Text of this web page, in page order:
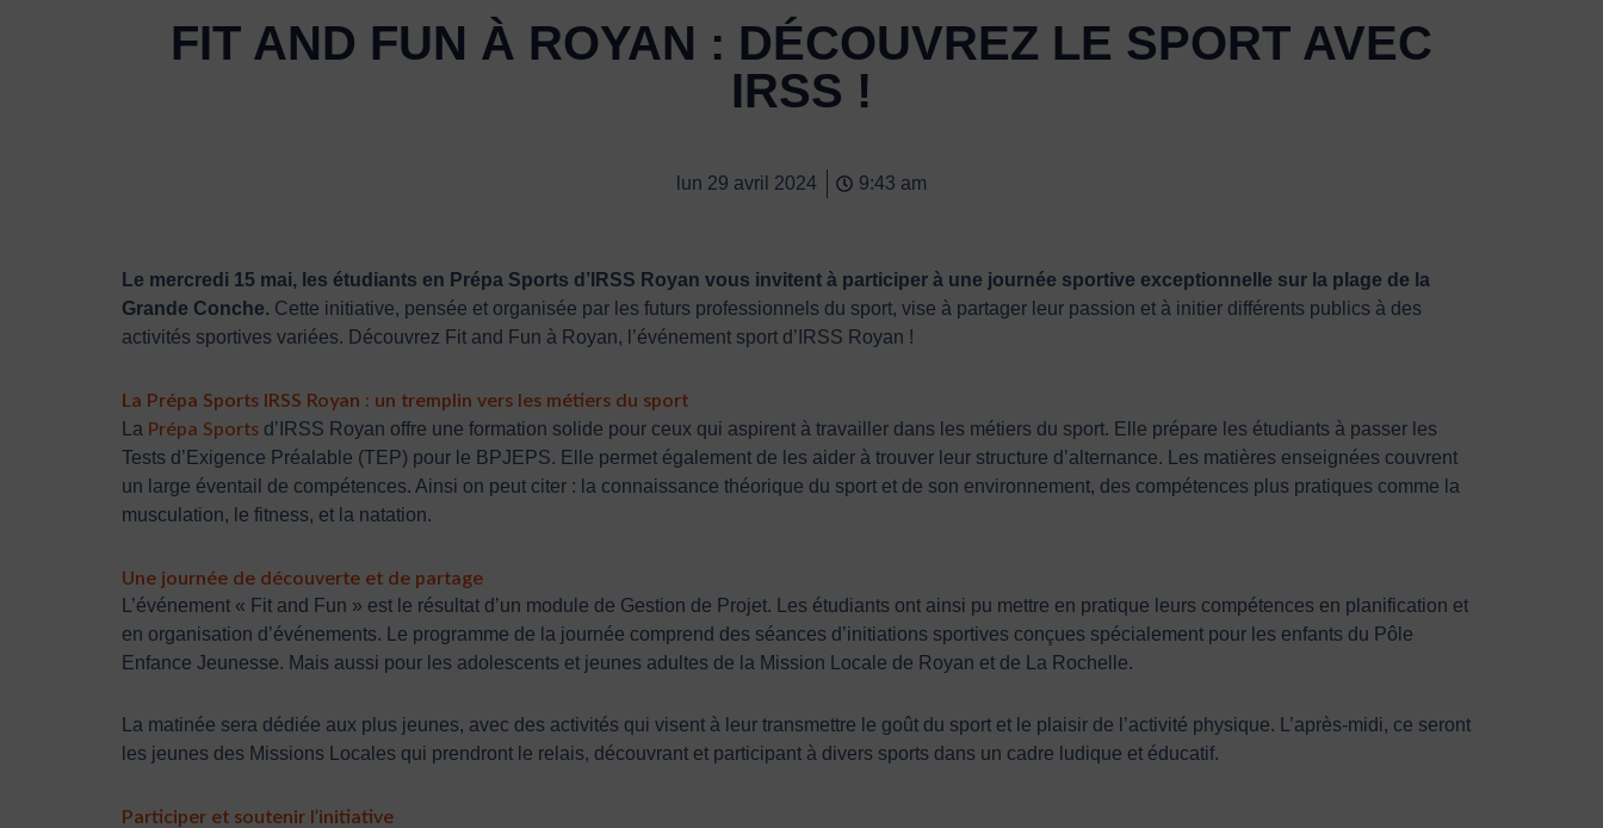
FIT AND FUN À ROYAN : DÉCOUVREZ LE SPORT AVEC
IRSS !
lun 29 avril 2024 9:43 am
Le mercredi 15 mai, les étudiants en Prépa Sports d’IRSS Royan vous invitent à participer à une journée sportive exceptionnelle sur la plage de la
Grande Conche. Cette initiative, pensée et organisée par les futurs professionnels du sport, vise à partager leur passion et à initier différents publics à des
activités sportives variées. Découvrez Fit and Fun à Royan, l’événement sport d’IRSS Royan !
La Prépa Sports IRSS Royan : un tremplin vers les métiers du sport
La Prépa Sports d’IRSS Royan offre une formation solide pour ceux qui aspirent à travailler dans les métiers du sport. Elle prépare les étudiants à passer les
Tests d’Exigence Préalable (TEP) pour le BPJEPS. Elle permet également de les aider à trouver leur structure d’alternance. Les matières enseignées couvrent
un large éventail de compétences. Ainsi on peut citer : la connaissance théorique du sport et de son environnement, des compétences plus pratiques comme la
musculation, le fitness, et la natation.
Une journée de découverte et de partage
L’événement « Fit and Fun » est le résultat d’un module de Gestion de Projet. Les étudiants ont ainsi pu mettre en pratique leurs compétences en planification et
en organisation d’événements. Le programme de la journée comprend des séances d’initiations sportives conçues spécialement pour les enfants du Pôle
Enfance Jeunesse. Mais aussi pour les adolescents et jeunes adultes de la Mission Locale de Royan et de La Rochelle.
La matinée sera dédiée aux plus jeunes, avec des activités qui visent à leur transmettre le goût du sport et le plaisir de l’activité physique. L’après-midi, ce seront
les jeunes des Missions Locales qui prendront le relais, découvrant et participant à divers sports dans un cadre ludique et éducatif.
Participer et soutenir l’initiative